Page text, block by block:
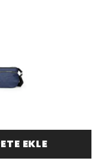
EKLE